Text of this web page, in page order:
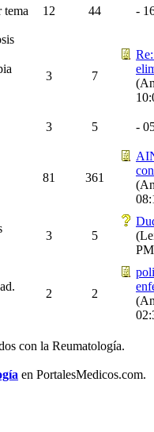
tema
12 44 -
3 7
3 5 -
81 361
3 5
PM
2 2
con la Reumatología.
en PortalesMedicos.com.